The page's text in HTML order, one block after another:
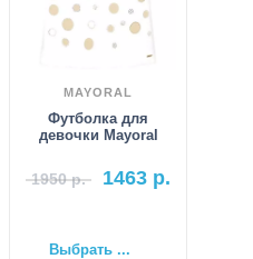
MAYORAL
Футболка для
девочки Mayoral
1950р. 1463 р.
Выбрать ...